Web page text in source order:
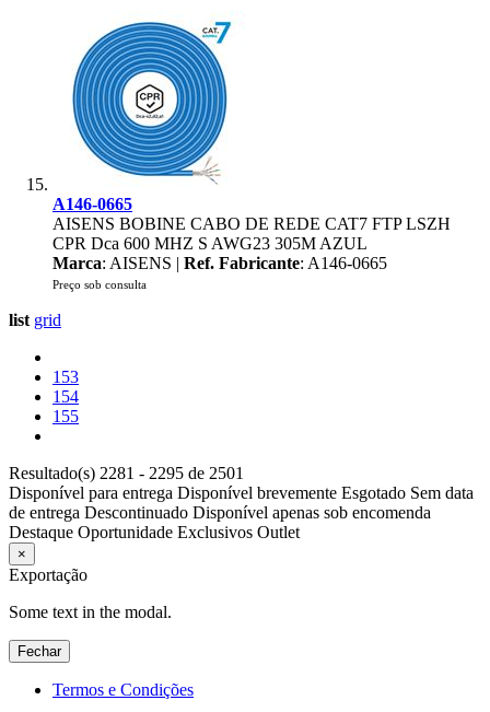
A146-0665
AISENS BOBINE CABO DE REDE CAT7 FTP LSZH
CPR Dca 600 MHZ S AWG23 305M AZUL
Marca: AISENS | Ref. Fabricante: A146-0665
Preço sob consulta
list grid
153
154
155
Resultado(s) 2281 - 2295 de 2501
Disponível para entrega Disponível brevemente Esgotado Sem data
de entrega Descontinuado Disponível apenas sob encomenda
Destaque Oportunidade Exclusivos Outlet
×
Exportação
Some text in the modal.
Fechar
Termos e Condições